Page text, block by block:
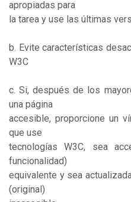
apropiadas para
la tarea y use las últimas
b. Evite características
W3C
c. Si, después de los
una página
accesible, proporcione un
que use
tecnologías W3C, sea
funcionalidad)
equivalente y sea
(original)